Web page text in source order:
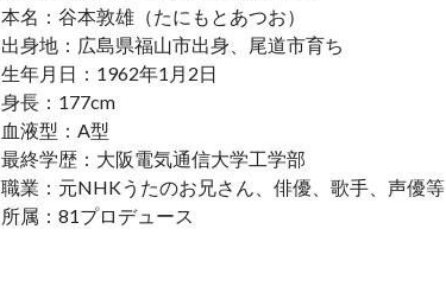
本名：谷本敦雄（たにもとあつお）
出身地：広島県福山市出身、尾道市育ち
生年月日：1962年1月2日
身長：177cm
血液型：A型
最終学歴：大阪電気通信大学工学部
職業：元NHKうたのお兄さん、俳優、歌手、声優等
所属：81プロデュース